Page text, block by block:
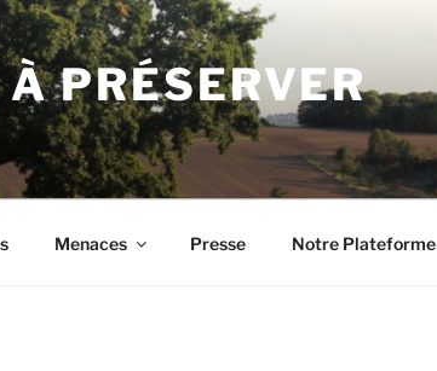
PRÉSERVER
Menaces Presse Notre Plateforme